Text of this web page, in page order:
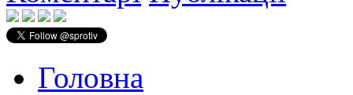
Головна